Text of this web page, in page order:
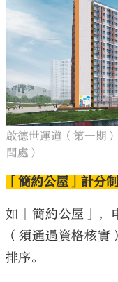
啟德世運道（第一期
聞處）
「簡約公屋」計分制
如「簡約公屋」，
（須通過資格核
排序。